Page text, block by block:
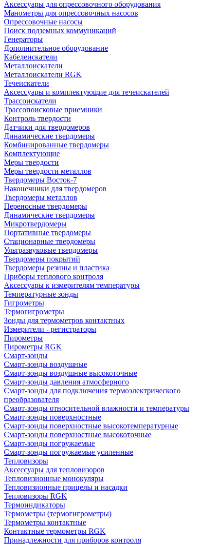
Аксессуары для опрессовочного оборудования
Манометры для опрессовочных насосов
Опрессовочные насосы
Поиск подземных коммуникаций
Генераторы
Дополнительное оборудование
Кабелеискатели
Металлоискатели
Металлоискатели RGK
Течеискатели
Аксессуары и комплектующие для течеискателей
Трассоискатели
Трассопоисковые приемники
Контроль твердости
Датчики для твердомеров
Динамические твердомеры
Комбинированные твердомеры
Комплектующие
Меры твердости
Меры твердости металлов
Твердомеры Восток-7
Наконечники для твердомеров
Твердомеры металлов
Переносные твердомеры
Динамические твердомеры
Микротвердомеры
Портативные твердомеры
Стационарные твердомеры
Ультразвуковые твердомеры
Твердомеры покрытий
Твердомеры резины и пластика
Приборы теплового контроля
Аксессуары к измерителям температуры
Температурные зонды
Гигрометры
Термогигрометры
Зонды для термометров контактных
Измерители - регистраторы
Пирометры
Пирометры RGK
Смарт-зонды
Смарт-зонды воздушные
Смарт-зонды воздушные высокоточные
Смарт-зонды давления атмосферного
Смарт-зонды для подключения термоэлектрического
преобразователя
Смарт-зонды относительной влажности и температуры
Смарт-зонды поверхностные
Смарт-зонды поверхностные высокотемпературные
Смарт-зонды поверхностные высокоточные
Смарт-зонды погружаемые
Смарт-зонды погружаемые усиленные
Тепловизоры
Аксессуары для тепловизоров
Тепловизионные монокуляры
Тепловизионные прицелы и насадки
Тепловизоры RGK
Термоиндикаторы
Термометры (термогигрометры)
Термометры контактные
Контактные термометры RGK
Принадлежности для приборов контроля